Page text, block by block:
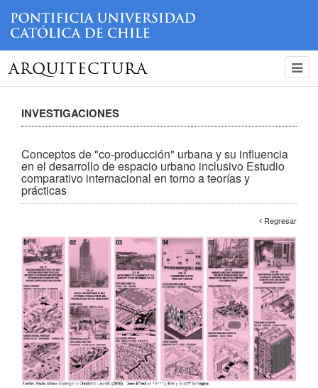
ARQUITECTURA
INVESTIGACIONES
Conceptos de "co-producción" urbana y su influencia
en el desarrollo de espacio urbano inclusivo Estudio
comparativo internacional en torno a teorías y
prácticas
Regresar